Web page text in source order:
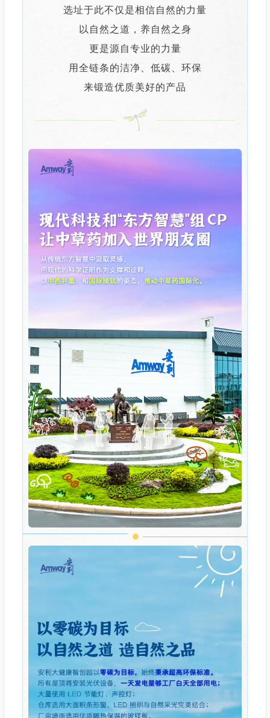
选址于此不仅是相信自然的力量
以自然之道，养自然之身
更是源自专业的力量
用全链条的洁净、低碳、环保
来锻造优质美好的产品